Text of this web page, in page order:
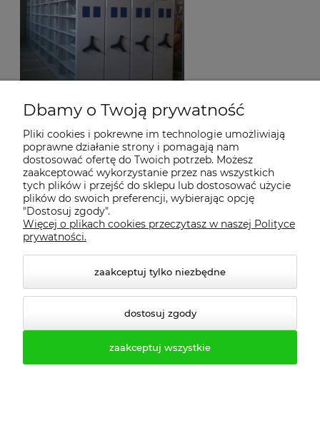
Dbamy o Twoją prywatność
Pliki cookies i pokrewne im technologie umożliwiają
poprawne działanie strony i pomagają nam
dostosować ofertę do Twoich potrzeb. Możesz
zaakceptować wykorzystanie przez nas wszystkich
tych plików i przejść do sklepu lub dostosować użycie
plików do swoich preferencji, wybierając opcję
"Dostosuj zgody".
Więcej o plikach cookies przeczytasz w naszej Polityce
prywatności.
zaakceptuj tylko niezbędne
dostosuj zgody
zaakceptuj wszystkie